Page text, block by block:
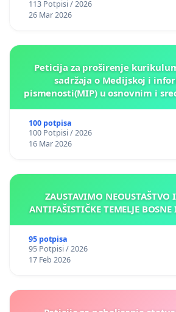
113 Potpisi / 2026
26 Mar 2026
Peticija za proširenje
sadržaja o Medijskoj i
pismenosti(MIP) u osnovnim i
100 potpisa
100 Potpisi / 2026
16 Mar 2026
ZAUSTAVIMO
ANTIFAŠISTIČKE TEMELJE
95 potpisa
95 Potpisi / 2026
17 Feb 2026